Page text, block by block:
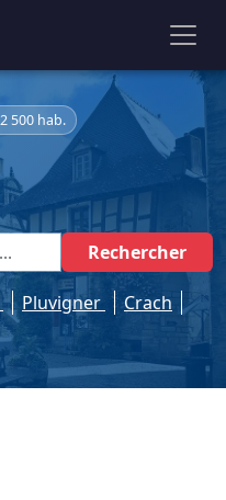
500 hab.
Rechercher
Pluvigner
Crach